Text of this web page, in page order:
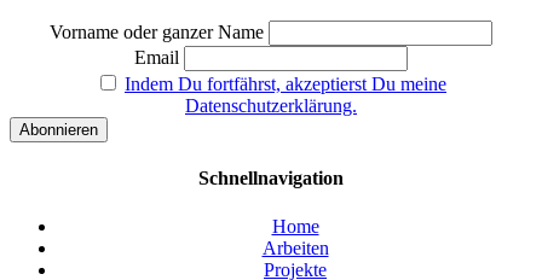
Vorname oder ganzer Name
Email
Indem Du fortfährst, akzeptierst Du meine
Datenschutzerklärung.
Schnellnavigation
Home
Arbeiten
Projekte